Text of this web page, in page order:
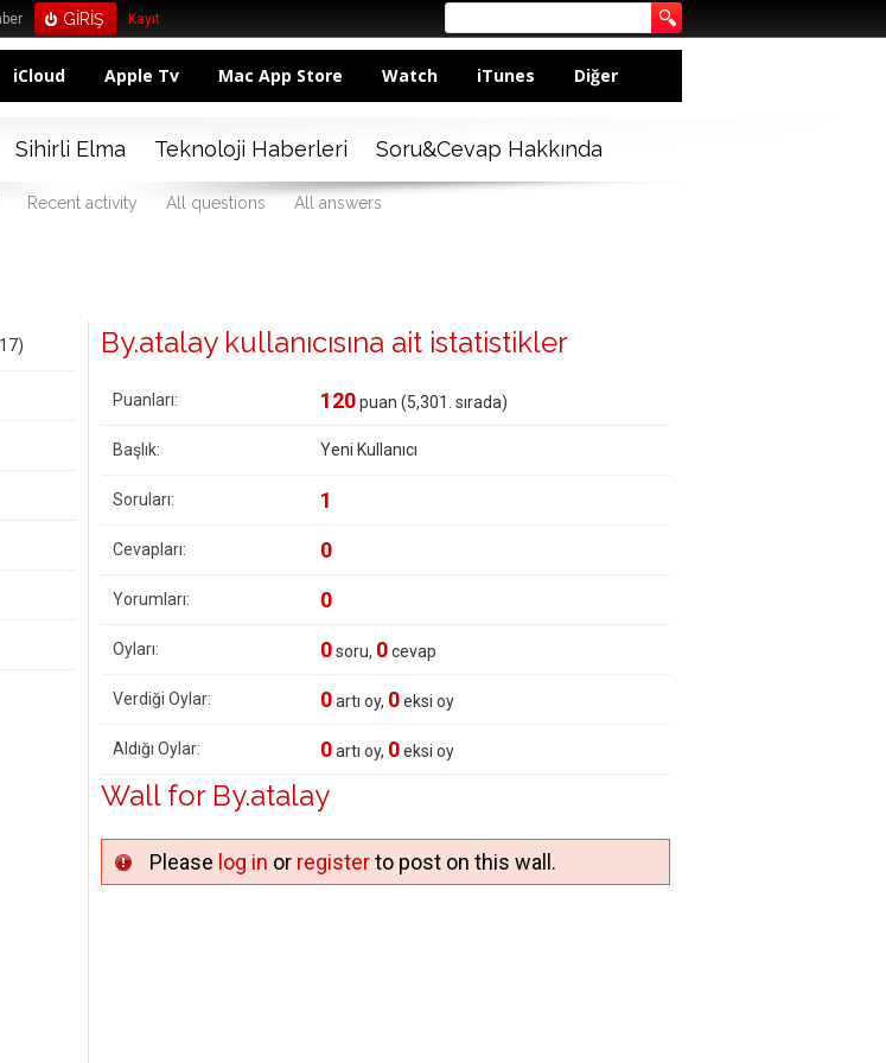
Kayıt
iCloud Apple Tv Mac App Store Watch iTunes Diğer
Sihirli Elma Teknoloji Haberleri Soru&Cevap Hakkında
Recent activity All questions All answers
By.atalay kullanıcısına ait istatistikler
Puanları: 120puan (5,301 . sırada)
Başlık: Yeni Kullanıcı
Soruları: 1
Cevapları: 0
Yorumları: 0
Oyları: 0soru, 0cevap
Verdiği Oylar: 0artı oy, 0eksi oy
Aldığı Oylar: 0artı oy, 0eksi oy
Wall for By.atalay
Please log in or registerto post on this wall.